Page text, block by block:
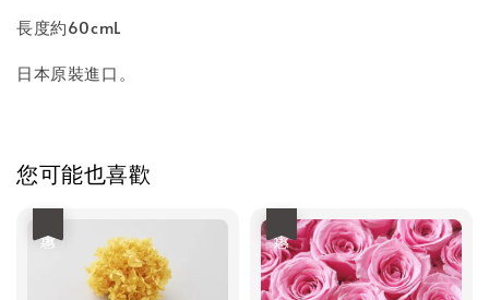
長度約60cmL
日本原裝進口。
您可能也喜歡